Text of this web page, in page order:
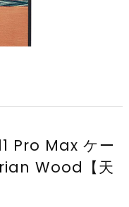
Pro Max ケー
Wood【天